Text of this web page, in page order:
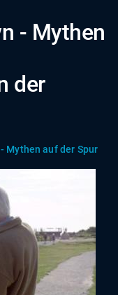
- Mythen
der
Mythen auf der Spur